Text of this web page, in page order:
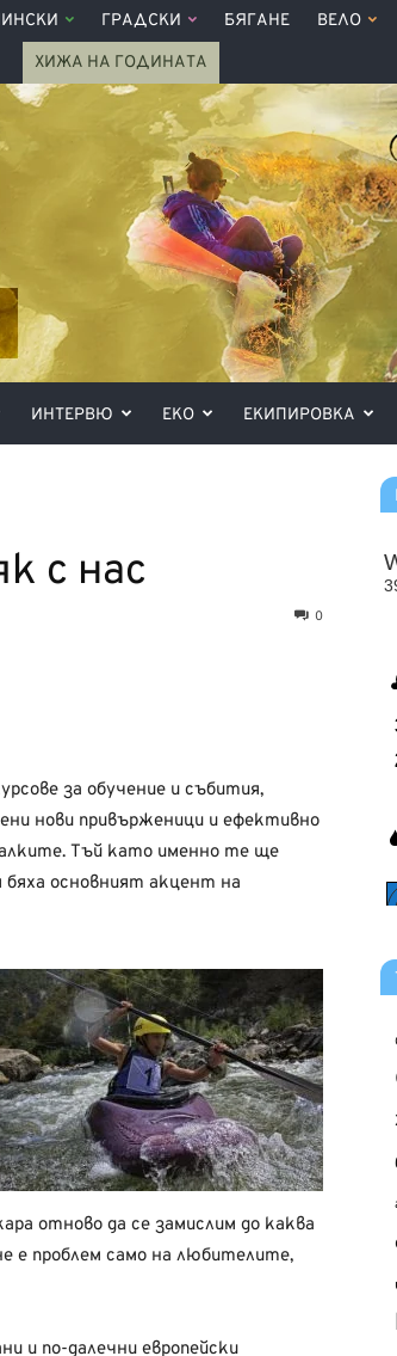
ГРАДСКИ БЯГАНЕ ВЕЛО
ХИЖА НА ГОДИНАТА
ИНТЕРВЮ ЕКО ЕКИПИРОВКА
с нас
0
за обучение и събития,
нови привърженици и ефективно
Тъй като именно те ще
основният акцент на
отново да се замислим до каква
е проблем само на любителите,
и по-далечни европейски